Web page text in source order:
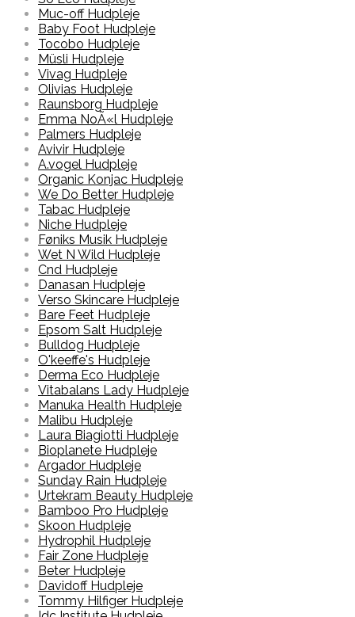
Muc-off Hudpleje
Baby Foot Hudpleje
Tocobo Hudpleje
Müsli Hudpleje
Vivag Hudpleje
Olivias Hudpleje
Raunsborg Hudpleje
Emma NoÃ«l Hudpleje
Palmers Hudpleje
Avivir Hudpleje
A.vogel Hudpleje
Organic Konjac Hudpleje
We Do Better Hudpleje
Tabac Hudpleje
Niche Hudpleje
Føniks Musik Hudpleje
Wet N Wild Hudpleje
Cnd Hudpleje
Danasan Hudpleje
Verso Skincare Hudpleje
Bare Feet Hudpleje
Epsom Salt Hudpleje
Bulldog Hudpleje
O'keeffe's Hudpleje
Derma Eco Hudpleje
Vitabalans Lady Hudpleje
Manuka Health Hudpleje
Malibu Hudpleje
Laura Biagiotti Hudpleje
Bioplanete Hudpleje
Argador Hudpleje
Sunday Rain Hudpleje
Urtekram Beauty Hudpleje
Bamboo Pro Hudpleje
Skoon Hudpleje
Hydrophil Hudpleje
Fair Zone Hudpleje
Beter Hudpleje
Davidoff Hudpleje
Tommy Hilfiger Hudpleje